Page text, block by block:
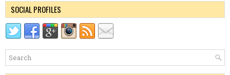
SOCIAL PROFILES